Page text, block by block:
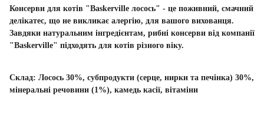
Консерви для котів "Baskerville лосось" - це поживний, смачний
делікатес, що не викликає алергію, для вашого вихованця.
Завдяки натуральним інгредієнтам, рибні консерви від компанії
"Baskerville" підходять для котів різного віку.
Склад: Лосось 30%, субпродукти (серце, нирки та печінка) 30%,
мінеральні речовини (1%), камедь касії, вітаміни